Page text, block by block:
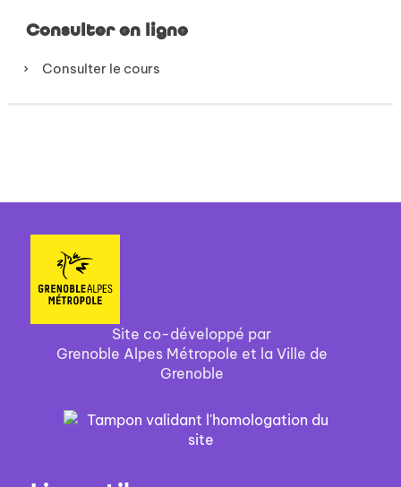
Consulter en ligne
Consulter le cours
Site co-développé par
Grenoble Alpes Métropole et la Ville de
Grenoble